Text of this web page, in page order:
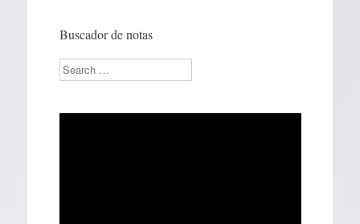
Buscador de notas
Search